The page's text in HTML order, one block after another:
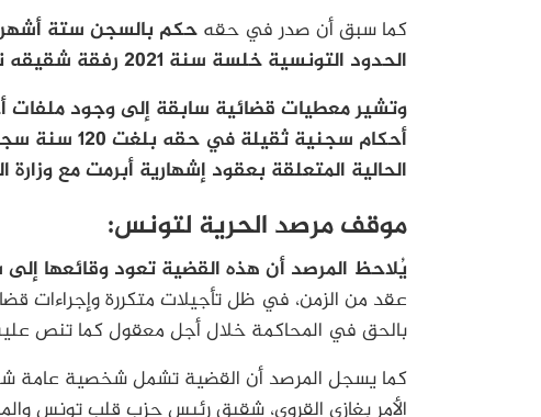
كما سبق أن صدر في حقه حكم بالسجن ستة أشهر
الحدود التونسية خلسة سنة 2021 رفقة شقيقه نبيل القروي.
وتشير معطيات قضائية سابقة إلى وجود
أحكام سجنية
الحالية المتعلقة بعقود إشهارية أبرمت مع وزارة
موقف مرصد الحرية لتونس:
يُلاحظ المرصد أن هذه القضية تعود وقائعها إلى سنة
عقد من الزمن، في ظل تأجيلات متكررة وإجراءات
بالحق في المحاكمة خلال أجل معقول كما تنص عليه
كما يسجل المرصد أن القضية تشمل شخصية عامة
الأمر بغازي القروي، شقيق رئيس حزب قلب تونس